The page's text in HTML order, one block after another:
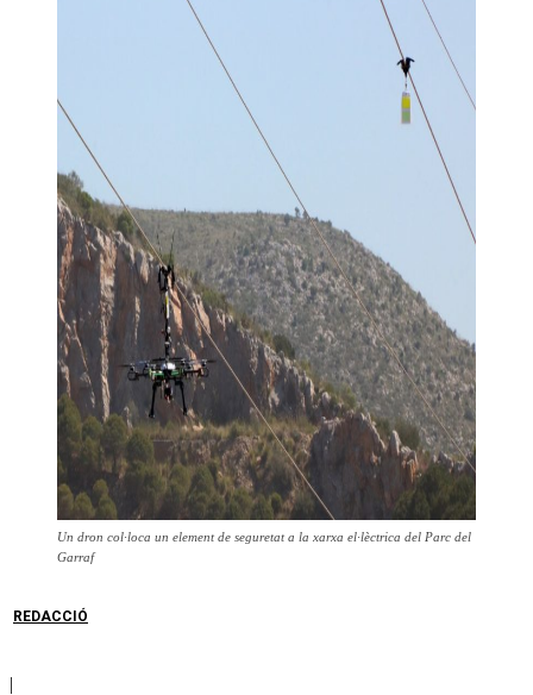
Un dron col·loca un element de seguretat a la xarxa el·lèctrica del Parc del
Garraf
REDACCIÓ
|